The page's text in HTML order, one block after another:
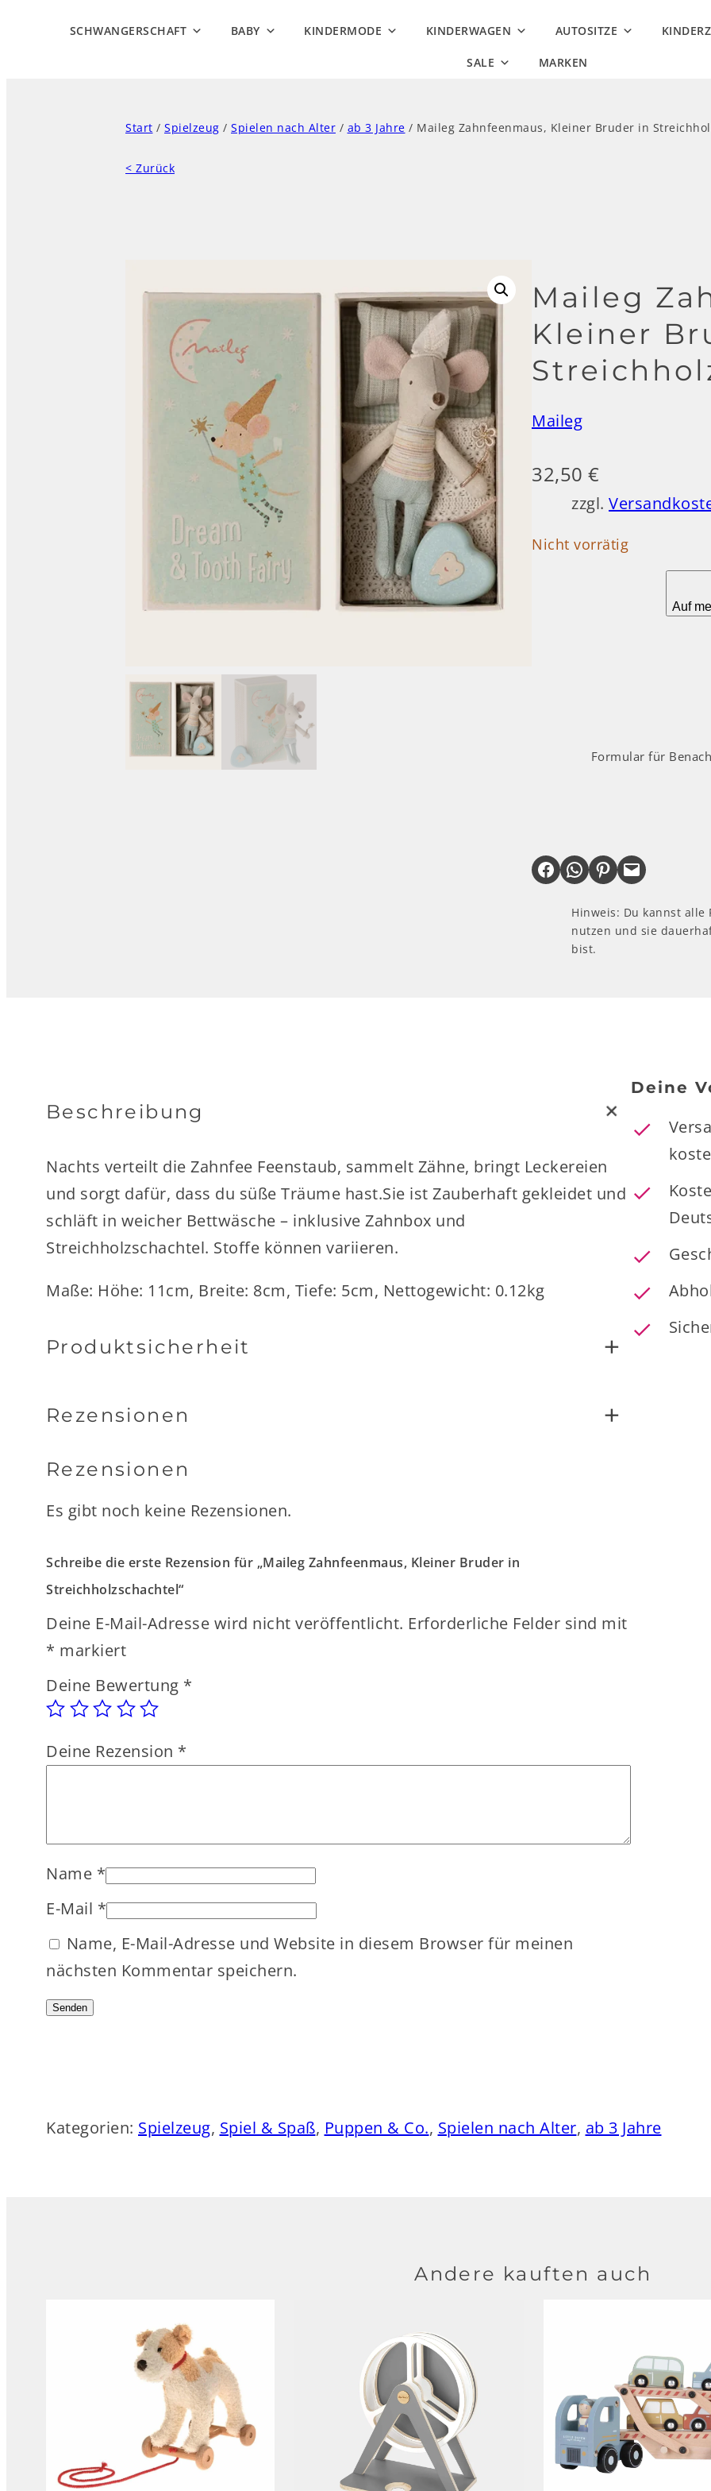
SCHWANGERSCHAFT BABY KINDERMODE KINDERWAGEN AUTOSITZE
SALE MARKEN
Start / Spielzeug / Spielen nach Alter / ab 3 Jahre / Maileg Zahnfeenmaus, Kleiner Bruder in
< Zurück
Maileg
Kleiner
Maileg
32,50 €
zzgl.
Nicht vorrätig
Auf
Formular für
Share on Facebook Share on WhatsApp Share on Pinterest Email this Page
Hinweis: Du kannst
nutzen und sie
bist.
Beschreibung +
Nachts verteilt die Zahnfee Feenstaub, sammelt Zähne, bringt Leckereien
und sorgt dafür, dass du süße Träume hast.Sie ist Zauberhaft gekleidet und
schläft in weicher Bettwäsche – inklusive Zahnbox und
Streichholzschachtel. Stoffe können variieren.
Maße: Höhe: 11cm, Breite: 8cm, Tiefe: 5cm, Nettogewicht: 0.12kg
Produktsicherheit +
Rezensionen +
Rezensionen
Es gibt noch keine Rezensionen.
Schreibe die erste Rezension für „Maileg Zahnfeenmaus, Kleiner Bruder in
Streichholzschachtel“
Deine E-Mail-Adresse wird nicht veröffentlicht. Erforderliche Felder sind mit
* markiert
Deine Bewertung *
Deine Rezension *
Name *
E-Mail *
Name, E-Mail-Adresse und Website in diesem Browser für meinen
nächsten Kommentar speichern.
Deine
Kategorien: Spielzeug, Spiel & Spaß, Puppen & Co., Spielen nach Alter, ab 3 Jahre
Andere kauften auch